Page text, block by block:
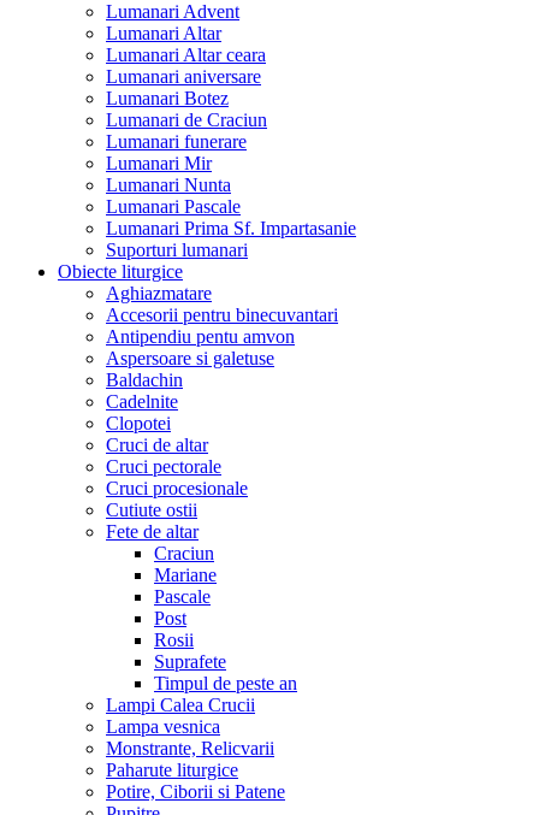
Lumanari Advent
Lumanari Altar
Lumanari Altar ceara
Lumanari aniversare
Lumanari Botez
Lumanari de Craciun
Lumanari funerare
Lumanari Mir
Lumanari Nunta
Lumanari Pascale
Lumanari Prima Sf. Impartasanie
Suporturi lumanari
Obiecte liturgice
Aghiazmatare
Accesorii pentru binecuvantari
Antipendiu pentu amvon
Aspersoare si galetuse
Baldachin
Cadelnite
Clopotei
Cruci de altar
Cruci pectorale
Cruci procesionale
Cutiute ostii
Fete de altar
Craciun
Mariane
Pascale
Post
Rosii
Suprafete
Timpul de peste an
Lampi Calea Crucii
Lampa vesnica
Monstrante, Relicvarii
Paharute liturgice
Potire, Ciborii si Patene